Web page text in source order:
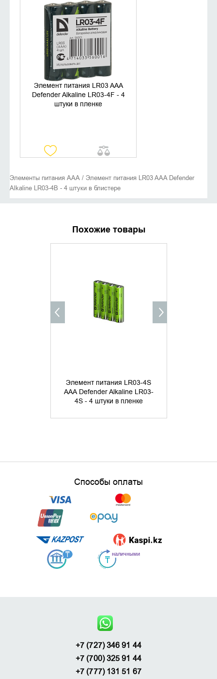
Элемент питания LR03 AAA
Defender Alkaline LR03-4F - 4
штуки в пленке
УТОЧНИТЬ НАЛИЧИЕ
Элементы питания AAА / Элемент питания LR03 AAA Defender
Alkaline LR03-4B - 4 штуки в блистере
Похожие товары
Элемент питания LR03-4S
ААА Defender Alkaline LR03-
4S - 4 штуки в пленке
Способы оплаты
+7 (727) 346 91 44
+7 (700) 325 91 44
+7 (777) 131 51 67